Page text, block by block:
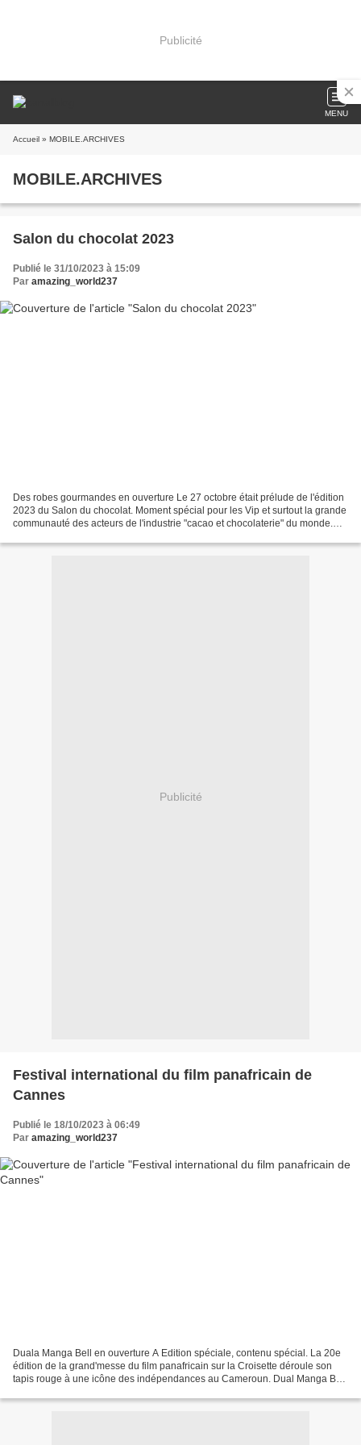
Publicité
MENU
Accueil » MOBILE.ARCHIVES
MOBILE.ARCHIVES
Salon du chocolat 2023
Publié le 31/10/2023 à 15:09
Par amazing_world237
Des robes gourmandes en ouverture Le 27 octobre était prélude de l'édition
2023 du Salon du chocolat. Moment spécial pour les Vip et surtout la grande
communauté des acteurs de l'industrie "cacao et chocolaterie" du monde.
Publicité
Festival international du film panafricain de
Cannes
Publié le 18/10/2023 à 06:49
Par amazing_world237
Duala Manga Bell en ouverture A Edition spéciale, contenu spécial. La 20e
édition de la grand'messe du film panafricain sur la Croisette déroule son
tapis rouge à une icône des indépendances au Cameroun. Dual Manga Bell